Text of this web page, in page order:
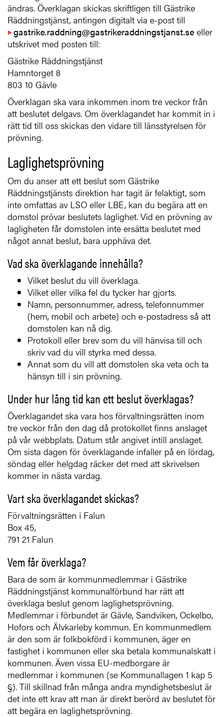
ändras. Överklagan skickas skriftligen till Gästrike
Räddningstjänst, antingen digitalt via e-post till
gastrike.raddning@gastrikeraddningstjanst.se eller
utskrivet med posten till:
Gästrike Räddningstjänst
Hamntorget 8
803 10 Gävle
Överklagan ska vara inkommen inom tre veckor från
att beslutet delgavs. Om överklagandet har kommit in i
rätt tid till oss skickas den vidare till länsstyrelsen för
prövning.
Laglighetsprövning
Om du anser att ett beslut som Gästrike
Räddningstjänsts direktion har tagit är felaktigt, som
inte omfattas av LSO eller LBE, kan du begära att en
domstol prövar beslutets laglighet. Vid en prövning av
lagligheten får domstolen inte ersätta beslutet med
något annat beslut, bara upphäva det.
Vad ska överklagande innehålla?
Vilket beslut du vill överklaga.
Vilket eller vilka fel du tycker har gjorts.
Namn, personnummer, adress, telefonnummer
(hem, mobil och arbete) och e-postadress så att
domstolen kan nå dig.
Protokoll eller brev som du vill hänvisa till och
skriv vad du vill styrka med dessa.
Annat som du vill att domstolen ska veta och ta
hänsyn till i sin prövning.
Under hur lång tid kan ett beslut överklagas?
Överklagandet ska vara hos förvaltningsrätten inom
tre veckor från den dag då protokollet finns anslaget
på vår webbplats. Datum står angivet intill anslaget.
Om sista dagen för överklagande infaller på en lördag,
söndag eller helgdag räcker det med att skrivelsen
kommer in nästa vardag.
Vart ska överklagandet skickas?
Förvaltningsrätten i Falun
Box 45,
791 21 Falun
Vem får överklaga?
Bara de som är kommunmedlemmar i Gästrike
Räddningstjänst kommunalförbund har rätt att
överklaga beslut genom laglighetsprövning.
Medlemmar i förbundet är Gävle, Sandviken, Ockelbo,
Hofors och Älvkarleby kommun. En kommunmedlem
är den som är folkbokförd i kommunen, äger en
fastighet i kommunen eller ska betala kommunalskatt i
kommunen. Även vissa EU-medborgare är
medlemmar i kommunen (se Kommunallagen 1 kap 5
§). Till skillnad från många andra myndighetsbeslut är
det inte ett krav att man är direkt berörd av beslutet för
att begära en laglighetsprövning.